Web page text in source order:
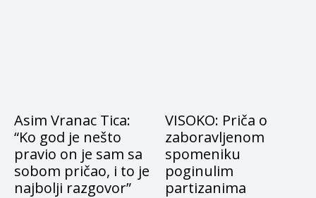
Asim Vranac Tica:
“Ko god je nešto
pravio on je sam sa
sobom pričao, i to je
najbolji razgovor”
VISOKO: Priča o
zaboravljenom
spomeniku
poginulim
partizanima